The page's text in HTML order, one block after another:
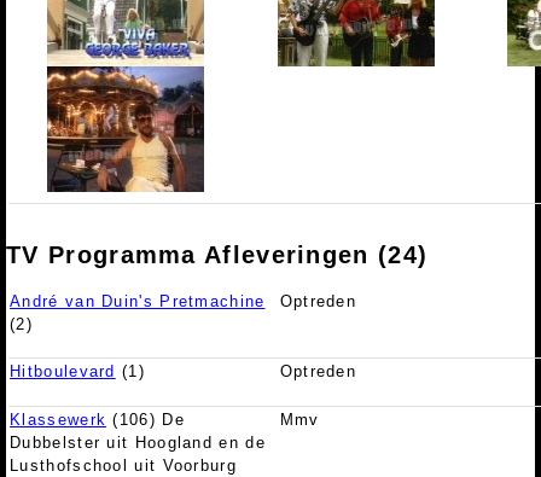
TV Programma Afleveringen (24)
André van Duin's Pretmachine
(2)
Optreden
Hitboulevard (1) Optreden
Klassewerk (106) De
Dubbelster uit Hoogland en de
Lusthofschool uit Voorburg
Mmv